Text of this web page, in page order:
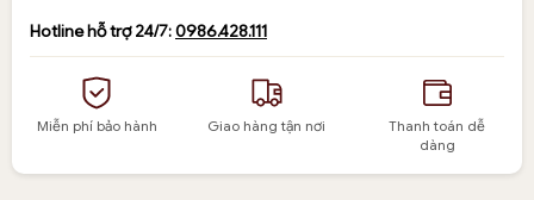
Hotline hỗ trợ 24/7:0986.428.111
Miễn phí bảo hành Giao hàng tận nơi
Thanh toán dễ
dàng